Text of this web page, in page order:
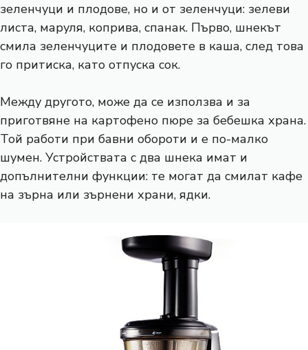
зеленчуци и плодове, но и от зеленчуци: зелеви
листа, маруля, коприва, спанак. Първо, шнекът
смила зеленчуците и плодовете в каша, след това
го притиска, като отпуска сок.
Между другото, може да се използва и за
приготвяне на картофено пюре за бебешка храна.
Той работи при бавни обороти и е по-малко
шумен. Устройствата с два шнека имат и
допълнителни функции: те могат да смилат кафе
на зърна или зърнени храни, ядки.